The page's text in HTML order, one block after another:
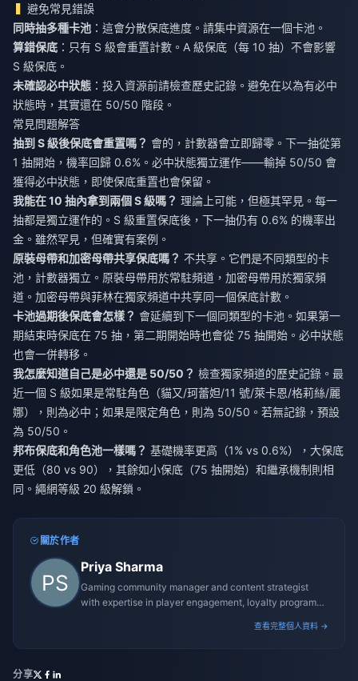
避免常見錯誤
同時抽多種卡池 ：這會分散保底進度。請集中資源在一個卡池。
算錯保底 ：只有 S 級會重置計數。A 級保底（每 10 抽）不會影響
S 級保底。
未確認必中狀態 ：投入資源前請檢查歷史記錄。避免在以為有必中
狀態時，其實還在 50/50 階段。
常見問題解答
抽到 S 級後保底會重置嗎？ 會的，計數器會立即歸零。下一抽從第
1 抽開始，機率回歸 0.6%。必中狀態獨立運作——輸掉 50/50 會
獲得必中狀態，即使保底重置也會保留。
我能在 10 抽內拿到兩個 S 級嗎？ 理論上可能，但極其罕見。每一
抽都是獨立運作的。S 級重置保底後，下一抽仍有 0.6% 的機率出
金。雖然罕見，但確實有案例。
原裝母帶和加密母帶共享保底嗎？ 不共享。它們是不同類型的卡
池，計數器獨立。原裝母帶用於常駐頻道，加密母帶用於獨家頻
道。加密母帶與菲林在獨家頻道中共享同一個保底計數。
卡池過期後保底會怎樣？ 會延續到下一個同類型的卡池。如果第一
期結束時保底在 75 抽，第二期開始時也會從 75 抽開始。必中狀態
也會一併轉移。
我怎麼知道自己是必中還是 50/50？ 檢查獨家頻道的歷史記錄。最
近一個 S 級如果是常駐角色（貓又/珂蕾妲/11 號/萊卡恩/格莉絲/麗
娜），則為必中；如果是限定角色，則為 50/50。若無記錄，預設
為 50/50。
邦布保底和角色池一樣嗎？ 基礎機率更高（1% vs 0.6%），大保底
更低（80 vs 90），其餘如小保底（75 抽開始）和繼承機制則相
同。繩網等級 20 級解鎖。
關於作者
Priya Sharma
Gaming community manager and content strategist
with expertise in player engagement, loyalty programs,
查看完整個人資料 →
分享